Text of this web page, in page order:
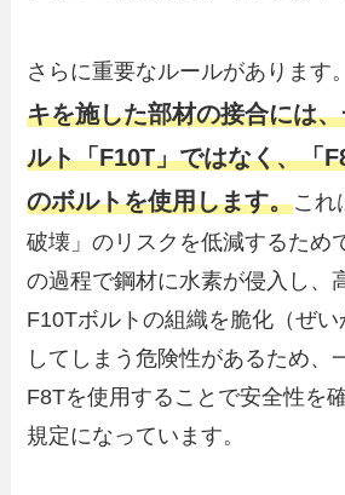
さらに重要なルールがあります
キを施した部材の接合には
ルト「F10T」ではなく、「
のボルトを使用します。これ
破壊」のリスクを低減するため
の過程で鋼材に水素が侵入し、
F10Tボルトの組織を脆化（ぜい
してしまう危険性があるため、
F8Tを使用することで安全性を
規定になっています。